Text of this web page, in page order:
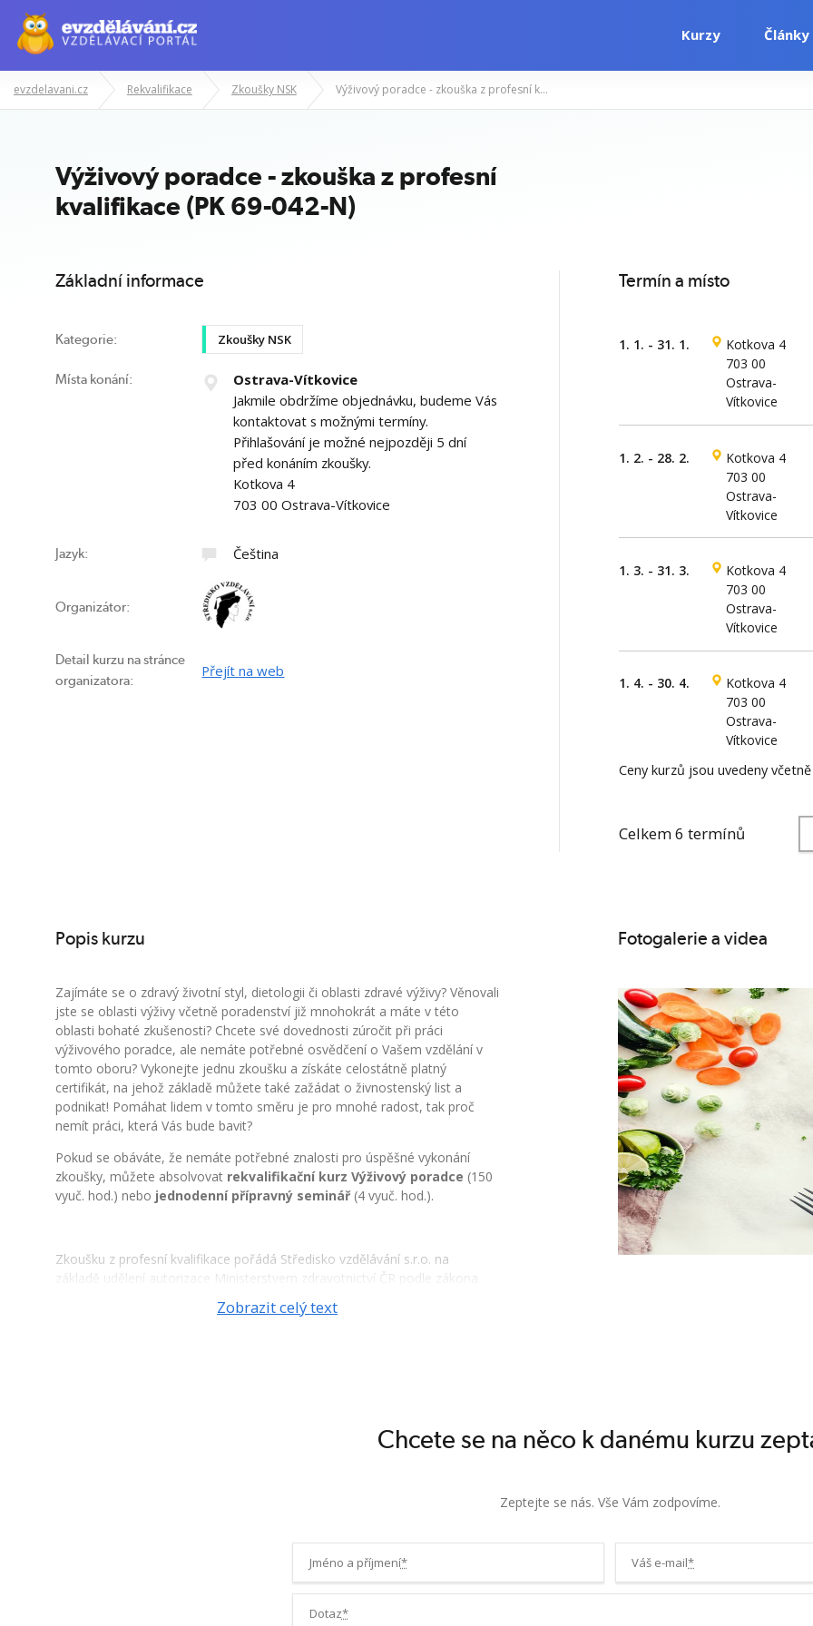
Kurzy Články
Manažerské kurzy Odborné znalosti Počítačové kurzy
evzdelavani.cz Rekvalifikace Zkoušky NSK Výživový poradce - zkouška z profesní kvalifikace (PK 69-042-N)
Výživový poradce - zkouška z profesní
kvalifikace (PK 69-042-N)
Základní informace
Kategorie: Zkoušky NSK
Místa konání:
Ostrava-Vítkovice
Jakmile obdržíme objednávku, budeme Vás
kontaktovat s možnými termíny.
Přihlašování je možné nejpozději 5 dní
před konáním zkoušky.
Kotkova 4
703 00 Ostrava-Vítkovice
Jazyk: Čeština
Organizátor:
Detail kurzu na stránce
organizatora:
Přejít na web
Termín a místo
1. 1. - 31. 1.
Kotkova 4
703 00
Ostrava-
Vítkovice
1. 2. - 28. 2.
Kotkova 4
703 00
Ostrava-
Vítkovice
1. 3. - 31. 3.
Kotkova 4
703 00
Ostrava-
Vítkovice
1. 4. - 30. 4.
Kotkova 4
703 00
Ostrava-
Vítkovice
Ceny kurzů jsou uvedeny
Celkem 6 termínů
Popis kurzu
Zajímáte se o zdravý životní styl, dietologii či oblasti zdravé výživy? Věnovali
jste se oblasti výživy včetně poradenství již mnohokrát a máte v této
oblasti bohaté zkušenosti? Chcete své dovednosti zúročit při práci
výživového poradce, ale nemáte potřebné osvědčení o Vašem vzdělání v
tomto oboru? Vykonejte jednu zkoušku a získáte celostátně platný
certifikát, na jehož základě můžete také zažádat o živnostenský list a
podnikat! Pomáhat lidem v tomto směru je pro mnohé radost, tak proč
nemít práci, která Vás bude bavit?
Pokud se obáváte, že nemáte potřebné znalosti pro úspěšné vykonání
zkoušky, můžete absolvovat rekvalifikační kurz Výživový poradce (150
vyuč. hod.) nebo jednodenní přípravný seminář(4 vyuč. hod.).
Zkoušku z profesní kvalifikace pořádá Středisko vzdělávání s.r.o. na
základě udělení autorizace Ministerstvem zdravotnictví ČR podle zákona
zkoušku před autorizovanou osobou. Složením zkoušky PK Výživový
zkoušky je testována a ověřována odborná způsobilost dle kvalifikačního a
Zobrazit celý text
Fotogalerie a videa
Chcete se na něco k danému kurzu
Zeptejte se nás. Vše Vám zodpovíme.
Jméno a příjmení* Váš e-mail*
Dotaz*